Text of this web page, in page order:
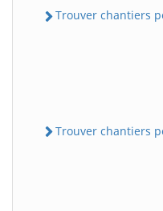
Trouver chantiers
Trouver chantiers